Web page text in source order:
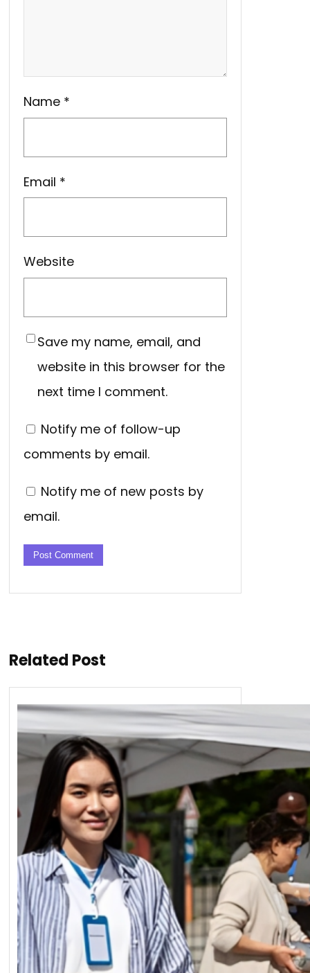
Name *
Email *
Website
Save my name, email, and
website in this browser for the
next time I comment.
Notify me of follow-up
comments by email.
Notify me of new posts by
email.
Related Post